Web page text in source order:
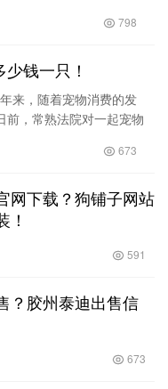
798
钱一只！
来，随着宠物消费的发
前，常熟法院对一起宠物
673
网下载？狗铺子网站
！
591
？胶州泰迪出售信
673